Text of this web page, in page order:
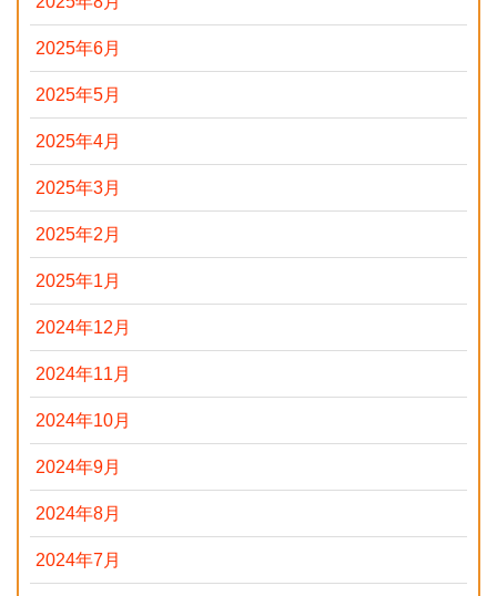
2025年6月
2025年5月
2025年4月
2025年3月
2025年2月
2025年1月
2024年12月
2024年11月
2024年10月
2024年9月
2024年8月
2024年7月